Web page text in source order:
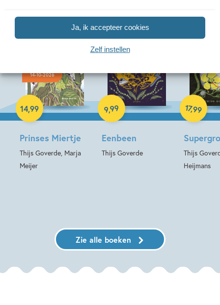
Ja, ik accepteer cookies
Zelf instellen
14-10-2026
Prinses Miertje
Thijs Goverde, Marja
Meijer
14,99
Hardcover
Eenbeen
Thijs Goverde
9,99
E-book
Thijs
Heijmans
17,99
Hardcover
Zie alle boeken